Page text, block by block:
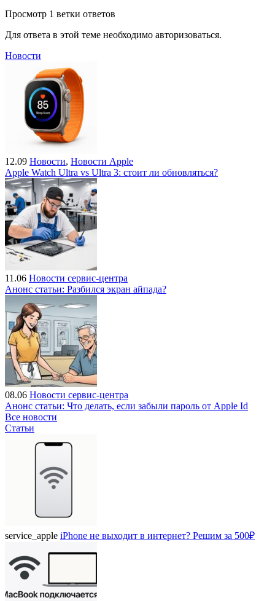
Просмотр 1 ветки ответов
Для ответа в этой теме необходимо авторизоваться.
Новости
12.09 Новости, Новости Apple
Apple Watch Ultra vs Ultra 3: стоит ли обновляться?
11.06 Новости сервис-центра
Анонс статьи: Разбился экран айпада?
08.06 Новости сервис-центра
Анонс статьи: Что делать, если забыли пароль от Apple Id
Все новости
Статьи
service_apple iPhone не выходит в интернет? Решим за 500₽